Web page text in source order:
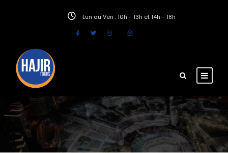
Lun au Ven : 10h - 13h et 14h - 18h